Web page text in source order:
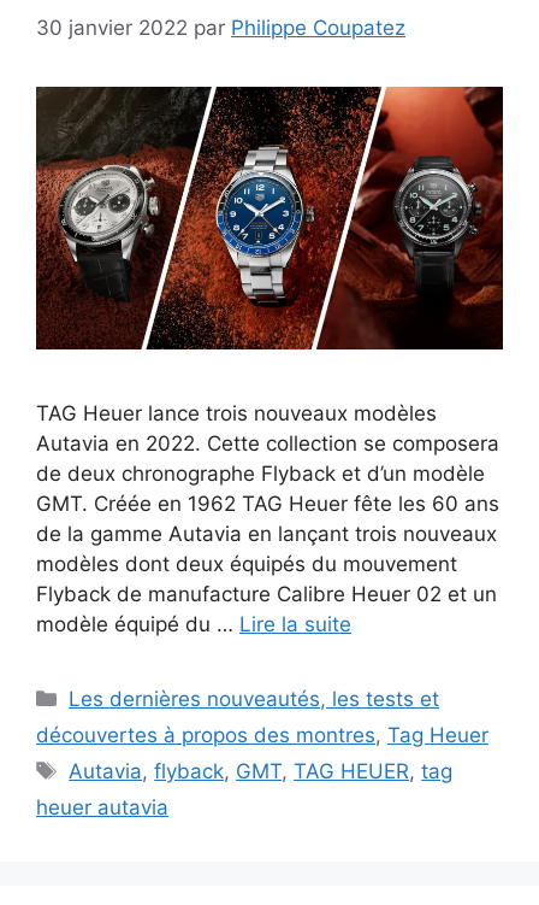
30 janvier 2022 par Philippe Coupatez
TAG Heuer lance trois nouveaux modèles
Autavia en 2022. Cette collection se composera
de deux chronographe Flyback et d’un modèle
GMT. Créée en 1962 TAG Heuer fête les 60 ans
de la gamme Autavia en lançant trois nouveaux
modèles dont deux équipés du mouvement
Flyback de manufacture Calibre Heuer 02 et un
modèle équipé du … Lire la suite
Catégories
Les dernières nouveautés, les tests et
découvertes à propos des montres, Tag Heuer
Étiquettes
Autavia,flyback, GMT,TAG HEUER,tag
heuer autavia